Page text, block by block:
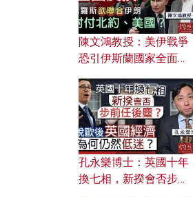
陳文鴻教授：美伊戰爭
恐引伊斯蘭國家全面反
對付北約美國？
孔永樂博士：英國十年
換七相，新揆會否步前